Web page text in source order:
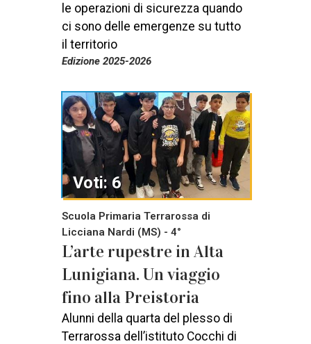
le operazioni di sicurezza quando
ci sono delle emergenze su tutto
il territorio
Edizione 2025-2026
Scuola Primaria Terrarossa di
Licciana Nardi (MS) - 4°
L’arte rupestre in Alta
Lunigiana. Un viaggio
fino alla Preistoria
Alunni della quarta del plesso di
Terrarossa dell’istituto Cocchi di
Voti: 6